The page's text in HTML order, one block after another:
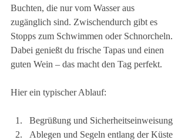
Buchten, die nur vom Wasser aus
zugänglich sind. Zwischendurch gibt es
Stopps zum Schwimmen oder Schnorcheln.
Dabei genießt du frische Tapas und einen
guten Wein – das macht den Tag perfekt.
Hier ein typischer Ablauf:
Begrüßung und Sicherheitseinweisung
Ablegen und Segeln entlang der Küste